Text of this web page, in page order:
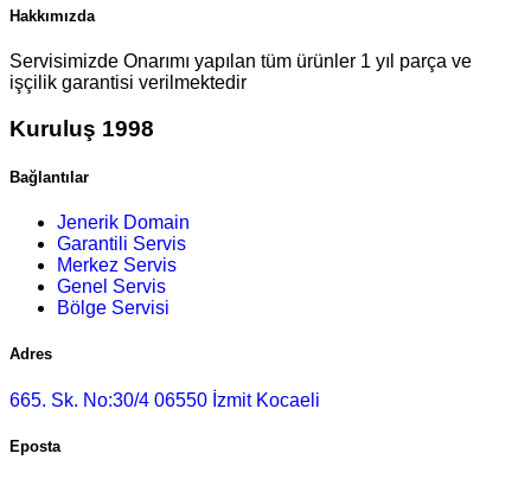
Hakkımızda
Servisimizde Onarımı yapılan tüm ürünler 1 yıl parça ve
işçilik garantisi verilmektedir
Kuruluş 1998
Bağlantılar
Jenerik Domain
Garantili Servis
Merkez Servis
Genel Servis
Bölge Servisi
Adres
665. Sk. No:30/4 06550 İzmit Kocaeli
Eposta